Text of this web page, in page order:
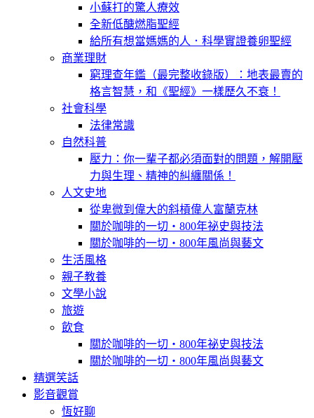
小蘇打的驚人療效
全新低醣燃脂聖經
給所有想當媽媽的人．科學實證養卵聖經
商業理財
窮理查年鑑（最完整收錄版）：地表最賣的
格言智慧，和《聖經》一樣歷久不衰！
社會科學
法律常識
自然科普
壓力：你一輩子都必須面對的問題，解開壓
力與生理、精神的糾纏關係！
人文史地
從卑微到偉大的斜槓偉人富蘭克林
關於咖啡的一切‧800年祕史與技法
關於咖啡的一切‧800年風尚與藝文
生活風格
親子教養
文學小說
旅遊
飲食
關於咖啡的一切‧800年祕史與技法
關於咖啡的一切‧800年風尚與藝文
精選笑話
影音觀賞
恆好聊